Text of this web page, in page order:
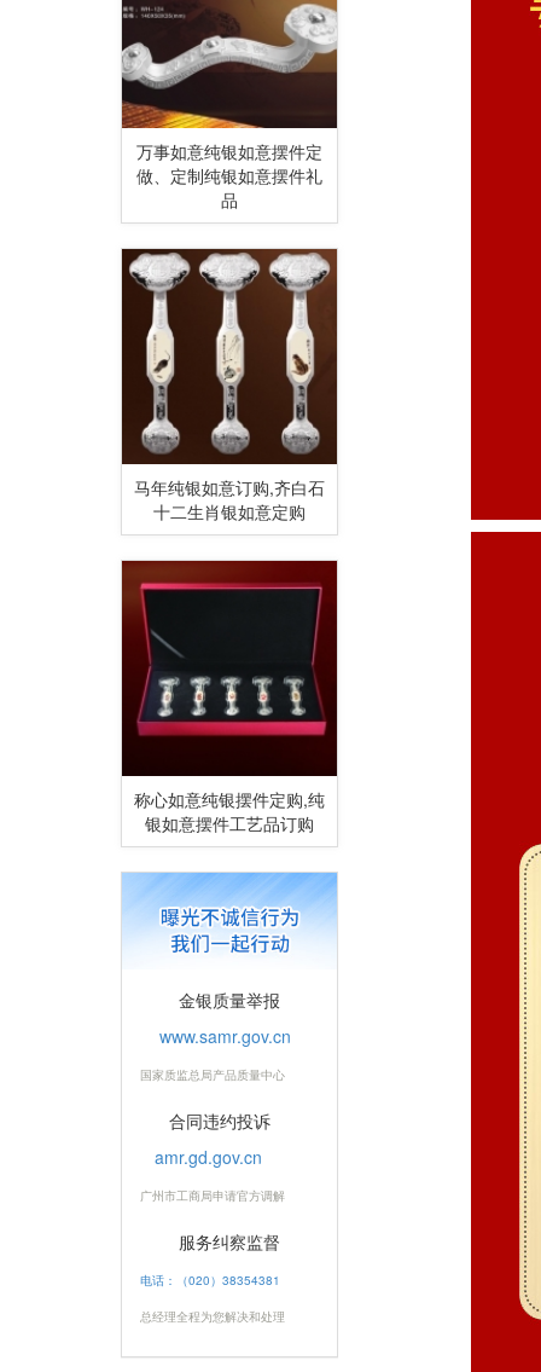
万事如意纯银如意摆件定
做、定制纯银如意摆件礼
品
马年纯银如意订购,齐白石
十二生肖银如意定购
称心如意纯银摆件定购,纯
银如意摆件工艺品订购
金银质量举报
www.samr.gov.cn
国家质监总局产品质量中心
合同违约投诉
amr.gd.gov.cn
广州市工商局申请官方调解
服务纠察监督
电话：（020）38354381
总经理全程为您解决和处理